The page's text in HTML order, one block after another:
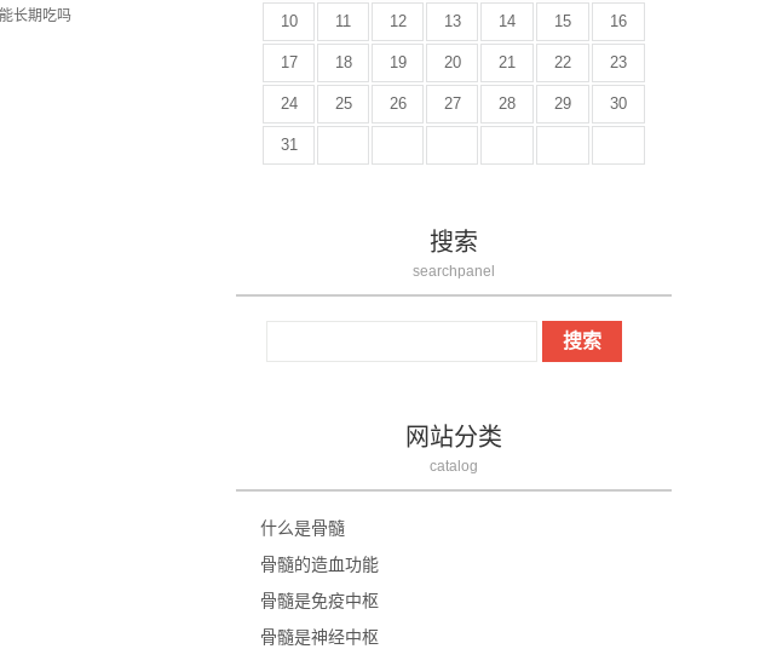
长期吃吗
10 11 12 13 14 15 16
17 18 19 20 21 22 23
24 25 26 27 28 29 30
31
搜索
searchpanel
网站分类
catalog
什么是骨髓
骨髓的造血功能
骨髓是免疫中枢
骨髓是神经中枢